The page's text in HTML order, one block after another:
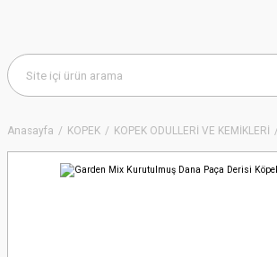
Anasayfa KÖPEK KÖPEK ÖDÜLLERİ VE KEMİKLERİ